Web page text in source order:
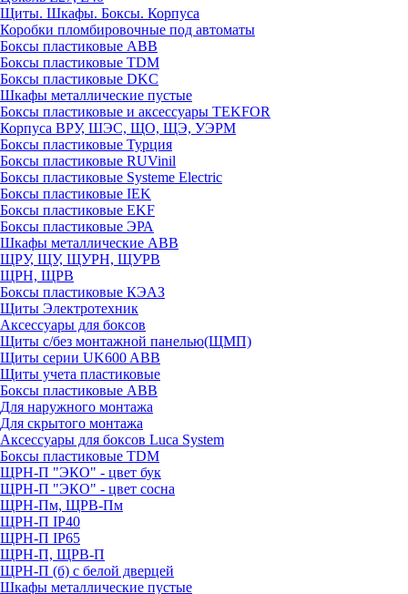
Щиты. Шкафы. Боксы. Корпуса
Коробки пломбировочные под автоматы
Боксы пластиковые ABB
Боксы пластиковые TDM
Боксы пластиковые DKC
Шкафы металлические пустые
Боксы пластиковые и аксессуары TEKFOR
Корпуса ВРУ, ШЭС, ЩО, ЩЭ, УЭРМ
Боксы пластиковые Турция
Боксы пластиковые RUVinil
Боксы пластиковые Systeme Electric
Боксы пластиковые IEK
Боксы пластиковые EKF
Боксы пластиковые ЭРА
Шкафы металлические ABB
ЩРУ, ЩУ, ЩУРН, ЩУРВ
ЩРН, ЩРВ
Боксы пластиковые КЭАЗ
Щиты Электротехник
Аксессуары для боксов
Щиты с/без монтажной панелью(ЩМП)
Щиты серии UK600 ABB
Щиты учета пластиковые
Боксы пластиковые ABB
Для наружного монтажа
Для скрытого монтажа
Аксессуары для боксов Luca System
Боксы пластиковые TDM
ЩРН-П "ЭКО" - цвет бук
ЩРН-П "ЭКО" - цвет сосна
ЩРН-Пм, ЩРВ-Пм
ЩРН-П IP40
ЩРН-П IP65
ЩРН-П, ЩРВ-П
ЩРН-П (б) с белой дверцей
Шкафы металлические пустые